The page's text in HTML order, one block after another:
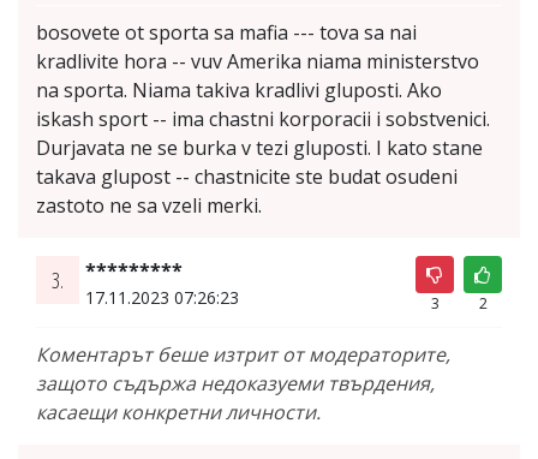
bosovete ot sporta sa mafia --- tova sa nai
kradlivite hora -- vuv Amerika niama ministerstvo
na sporta. Niama takiva kradlivi gluposti. Ako
iskash sport -- ima chastni korporacii i sobstvenici.
Durjavata ne se burka v tezi gluposti. I kato stane
takava glupost -- chastnicite ste budat osudeni
zastoto ne sa vzeli merki.
3. *********
17.11.2023 07:26:23 3 2
Коментарът беше изтрит от модераторите,
защото съдържа недоказуеми твърдения,
касаещи конкретни личности.